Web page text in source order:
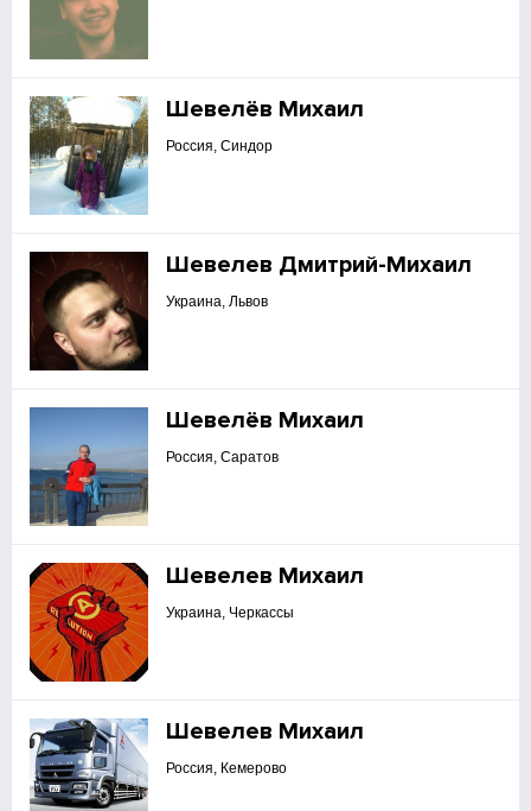
Шевелёв Михаил
Россия, Синдор
Шевелев Дмитрий-Михаил
Украина, Львов
Шевелёв Михаил
Россия, Саратов
Шевелев Михаил
Украина, Черкассы
Шевелев Михаил
Россия, Кемерово